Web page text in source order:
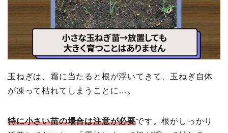
玉ねぎは、霜に当たると根が浮いてきて、玉ねぎ自体
が凍って枯れてしまうことに…。
特に小さい苗の場合は注意が必要です。根がしっかり